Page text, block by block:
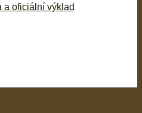
a oficiální výklad